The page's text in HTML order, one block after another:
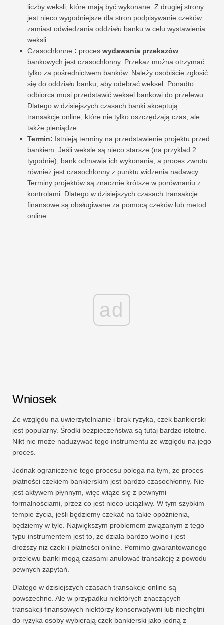
liczby weksli, które mają być wykonane. Z drugiej strony
jest nieco wygodniejsze dla stron podpisywanie czeków
zamiast odwiedzania oddziału banku w celu wystawienia
weksli.
Czasochłonne : proces wydawania przekazów
bankowych jest czasochłonny. Przekaz można otrzymać
tylko za pośrednictwem banków. Należy osobiście zgłosić
się do oddziału banku, aby odebrać weksel. Ponadto
odbiorca musi przedstawić weksel bankowi do przelewu.
Dlatego w dzisiejszych czasach banki akceptują
transakcje online, które nie tylko oszczędzają czas, ale
także pieniądze.
Termin: Istnieją terminy na przedstawienie projektu przed
bankiem. Jeśli weksle są nieco starsze (na przykład 2
tygodnie), bank odmawia ich wykonania, a proces zwrotu
również jest czasochłonny z punktu widzenia nadawcy.
Terminy projektów są znacznie krótsze w porównaniu z
kontrolami. Dlatego w dzisiejszych czasach transakcje
finansowe są obsługiwane za pomocą czeków lub metod
online.
ad
Wniosek
Ze względu na uwierzytelnianie i brak ryzyka, czek bankierski
jest popularny. Środki bezpieczeństwa są tutaj bardzo istotne.
Nikt nie może nadużywać tego instrumentu ze względu na jego
proces.
Jednak ograniczenie tego procesu polega na tym, że proces
płatności czekiem bankierskim jest bardzo czasochłonny. Nie
jest aktywem płynnym, więc wiąże się z pewnymi
formalnościami, przez co jest nieco uciążliwy. W tym szybkim
tempie życia, jeśli będziemy czekać na takie opóźnienia,
będziemy w tyle. Największym problemem związanym z tego
typu instrumentem jest to, że działa bardzo wolno i jest
droższy niż czeki i płatności online. Pomimo gwarantowanego
przelewu banki mogą czasami anulować transakcję z powodu
pewnych zapytań.
Dlatego w dzisiejszych czasach transakcje online są
powszechne. Ale w przypadku niektórych znaczących
transakcji finansowych niektórzy konserwatywni lub niechętni
do ryzyka osoby wybierają czek bankierski jako jedną z